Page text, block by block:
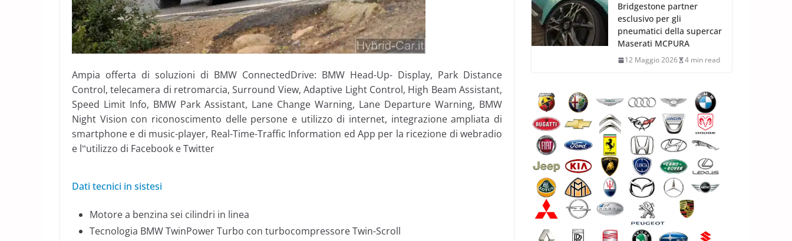
Ampia offerta di soluzioni di BMW ConnectedDrive: BMW Head-Up- Display, Park Distance
Control, telecamera di retromarcia, Surround View, Adaptive Light Control, High Beam Assistant,
Speed Limit Info, BMW Park Assistant, Lane Change Warning, Lane Departure Warning, BMW
Night Vision con riconoscimento delle persone e utilizzo di internet, integrazione ampliata di
smartphone e di music-player, Real-Time-Traffic Information ed App per la ricezione di webradio
e l‟utilizzo di Facebook e Twitter
Dati tecnici in sistesi
Motore a benzina sei cilindri in linea
Tecnologia BMW TwinPower Turbo con turbocompressore Twin-Scroll
Bridgestone partner
esclusivo per gli
pneumatici della supercar
Maserati MCPURA
12 Maggio 2026 4 min read